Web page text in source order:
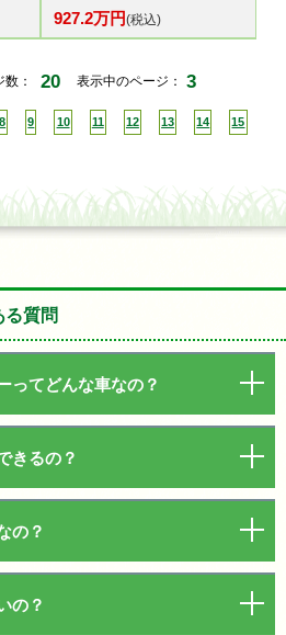
927.2万円(税込)
： 20 表示中のページ： 3
8 9 10 11 12 13 14 15
質問
ってどんな車なの？
きるの？
の？
の？